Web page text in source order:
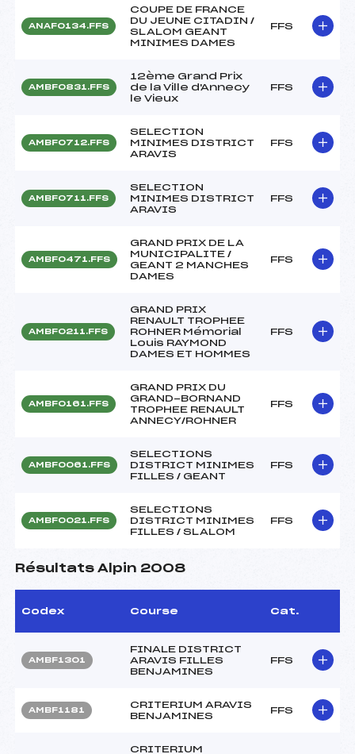
ANAF0134.FFS
COUPE DE FRANCE
DU JEUNE CITADIN /
SLALOM GEANT
MINIMES DAMES
FFS
AMBF0831.FFS
12ème Grand Prix
de la Ville d'Annecy
le Vieux
FFS
AMBF0712.FFS
SELECTION
MINIMES DISTRICT
ARAVIS
FFS
AMBF0711.FFS
SELECTION
MINIMES DISTRICT
ARAVIS
FFS
AMBF0471.FFS
GRAND PRIX DE LA
MUNICIPALITE /
GEANT 2 MANCHES
DAMES
FFS
AMBF0211.FFS
GRAND PRIX
RENAULT TROPHEE
ROHNER Mémorial
Louis RAYMOND
DAMES ET HOMMES
FFS
AMBF0161.FFS
GRAND PRIX DU
GRAND-BORNAND
TROPHEE RENAULT
ANNECY/ROHNER
FFS
AMBF0061.FFS
SELECTIONS
DISTRICT MINIMES
FILLES / GEANT
FFS
AMBF0021.FFS
SELECTIONS
DISTRICT MINIMES
FILLES / SLALOM
FFS
Résultats Alpin 2008
Codex Course Cat.
AMBF1301
FINALE DISTRICT
ARAVIS FILLES
BENJAMINES
FFS
AMBF1181
CRITERIUM ARAVIS
BENJAMINES
FFS
CRITERIUM